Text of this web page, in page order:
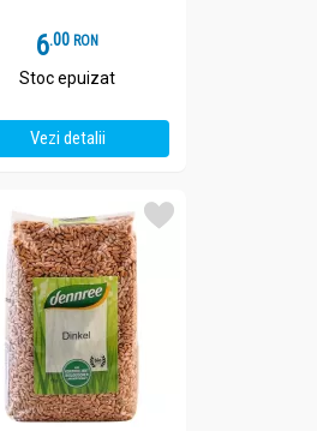
6.0 RON
Stoc epuizat
Vezi detalii